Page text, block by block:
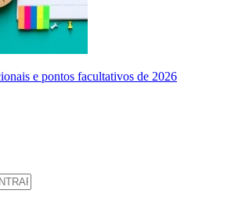
e pontos facultativos de 2026